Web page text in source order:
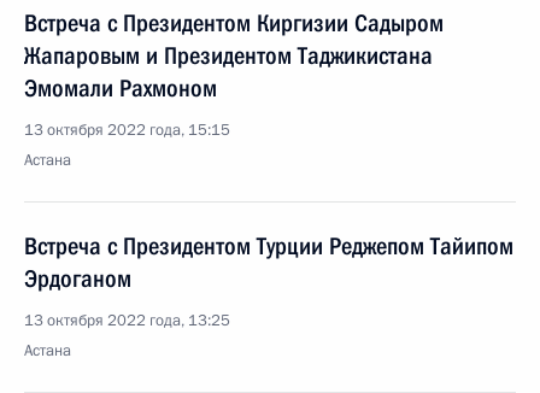
Встреча с Президентом Киргизии Садыром
Жапаровым и Президентом Таджикистана
Эмомали Рахмоном
13 октября 2022 года, 15:15
Астана
Встреча с Президентом Турции Реджепом Тайипом
Эрдоганом
13 октября 2022 года, 13:25
Астана